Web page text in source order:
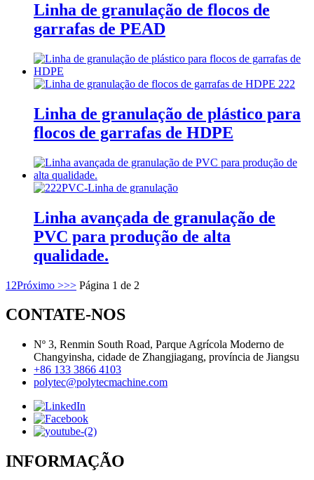
Linha de granulação de flocos de
garrafas de PEAD
Linha de granulação de plástico para
flocos de garrafas de HDPE
Linha avançada de granulação de
PVC para produção de alta
qualidade.
1 2Próximo >>> Página 1 de 2
CONTATE-NOS
Nº 3, Renmin South Road, Parque Agrícola Moderno de
Changyinsha, cidade de Zhangjiagang, província de Jiangsu
+86 133 3866 4103
polytec@polytecmachine.com
INFORMAÇÃO